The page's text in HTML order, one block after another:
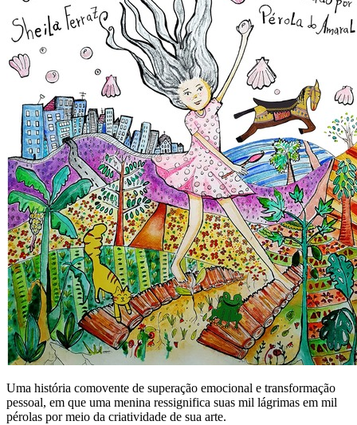
Uma história comovente de superação emocional e transformação
pessoal, em que uma menina ressignifica suas mil lágrimas em mil
pérolas por meio da criatividade de sua arte.